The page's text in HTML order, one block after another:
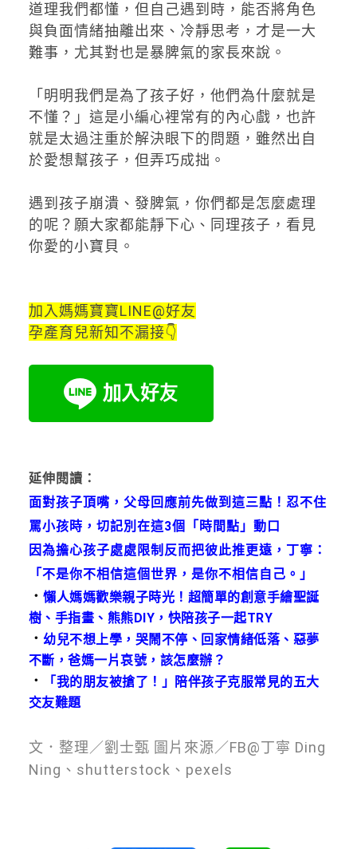
道理我們都懂，但自己遇到時，能否將角色
與負面情緒抽離出來、冷靜思考，才是一大
難事，尤其對也是暴脾氣的家長來說。
「明明我們是為了孩子好，他們為什麼就是
不懂？」這是小編心裡常有的內心戲，也許
就是太過注重於解決眼下的問題，雖然出自
於愛想幫孩子，但弄巧成拙。
遇到孩子崩潰、發脾氣，你們都是怎麼處理
的呢？願大家都能靜下心、同理孩子，看見
你愛的小寶貝。
加入媽媽寶寶LINE@好友
孕產育兒新知不漏接👇
延伸閱讀：
面對孩子頂嘴，父母回應前先做到這三點！忍不住
罵小孩時，切記別在這3個「時間點」動口
因為擔心孩子處處限制反而把彼此推更遠，丁寧：
「不是你不相信這個世界，是你不相信自己。」
．懶人媽媽歡樂親子時光！超簡單的創意手繪聖誕
樹、手指畫、熊熊DIY，快陪孩子一起TRY
．幼兒不想上學，哭鬧不停、回家情緒低落、惡夢
不斷，爸媽一片哀號，該怎麼辦？
．
「我的朋友被搶了！」陪伴孩子克服常見的五大
交友難題
文．整理／劉士甄 圖片來源／FB@丁寧 Ding
Ning、shutterstock、pexels